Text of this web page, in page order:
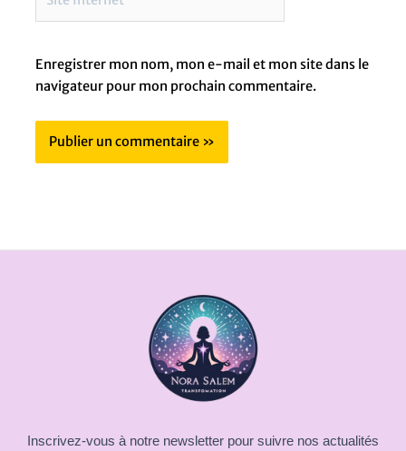
Internet
Enregistrer mon nom, mon e-mail et mon site dans le
navigateur pour mon prochain commentaire.
Inscrivez-vous à notre newsletter pour suivre nos actualités